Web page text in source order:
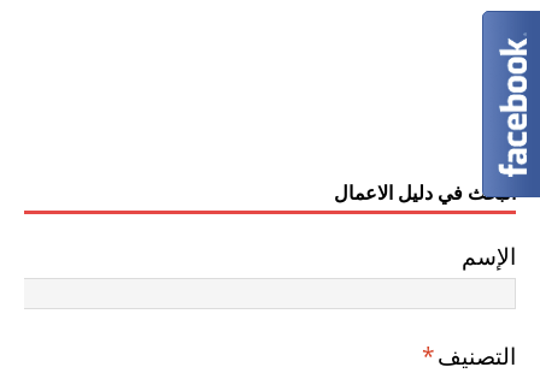
البحث في دليل الاعمال
الإسم
التصنيف*